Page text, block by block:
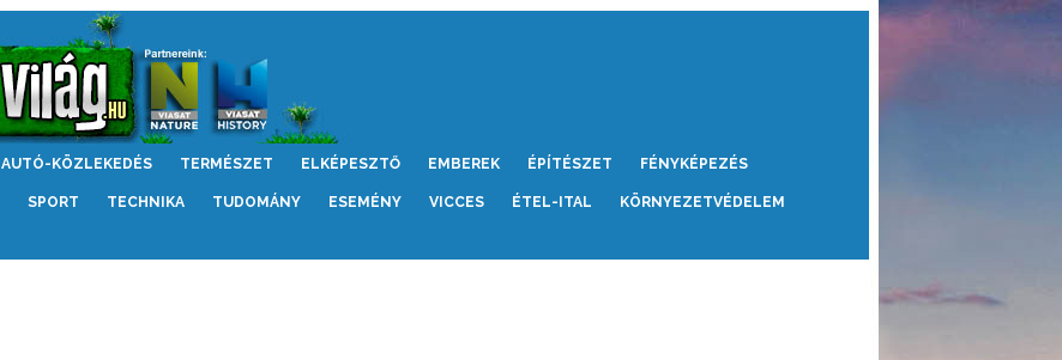
AUTÓ-KÖZLEKEDÉS TERMÉSZET ELKÉPESZTŐ EMBEREK ÉPÍTÉSZET FÉNYKÉPEZÉS
SPORT TECHNIKA TUDOMÁNY ESEMÉNY VICCES ÉTEL-ITAL KÖRNYEZETVÉDELEM